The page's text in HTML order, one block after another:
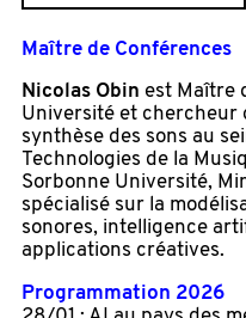
Maître de Conférences
Nicolas Obin est Maître
Université et chercheur
synthèse des sons au
Technologies de la
Sorbonne Université,
spécialisé sur la
sonores, intelligence
applications créatives.
Programmation 2026